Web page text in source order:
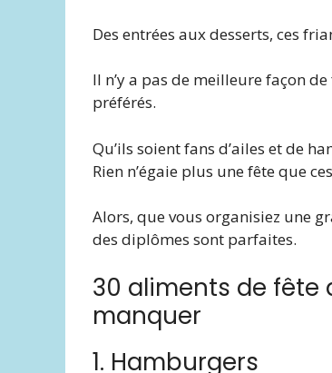
Des entrées aux desserts, ces
Il n’y a pas de meilleure façon
préférés.
Qu’ils soient fans d’ailes et de
Rien n’égaie plus une fête que
Alors, que vous organisiez une
des diplômes sont parfaites.
30 aliments de fête
manquer
1. Hamburgers